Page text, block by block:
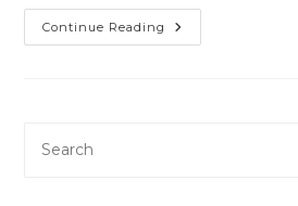
Continue Reading Tarif
Rental